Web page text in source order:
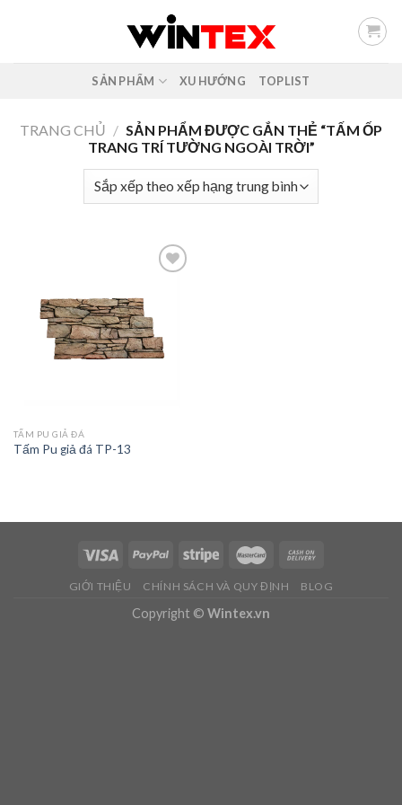
SẢN PHẨM XU HƯỚNG TOPLIST
TRANG CHỦ / SẢN PHẨM ĐƯỢC GẮN THẺ “TẤM ỐP
TRANG TRÍ TƯỜNG NGOÀI TRỜI”
Add to
wishlist
TẤM PU GIẢ ĐÁ
Tấm Pu giả đá TP-13
GIỚI THIỆU CHÍNH SÁCH VÀ QUY ĐỊNH BLOG
Copyright © Wintex.vn